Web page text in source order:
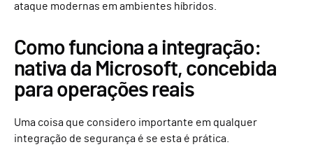
ataque modernas em ambientes híbridos.
Como funciona a integração:
nativa da Microsoft, concebida
para operações reais
Uma coisa que considero importante em qualquer
integração de segurança é se esta é prática.